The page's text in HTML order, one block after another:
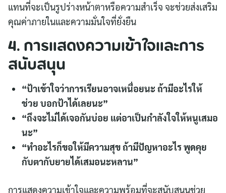
แทนที่จะเป็นรูปร่างหน้าตาหรือความสำเร็จ จะช่วยส่งเสริม
คุณค่าภายในและความมั่นใจที่ยั่งยืน
4. การแสดงความเข้าใจและการ
สนับสนุน
“ป้าเข้าใจว่าการเรียนอาจเหนื่อยนะ ถ้ามีอะไรให้
ช่วย บอกป้าได้เลยนะ”
“ถึงจะไม่ได้เจอกันบ่อย แต่อาเป็นกำลังใจให้หนูเสมอ
นะ”
“ทำอะไรก็ขอให้มีความสุข ถ้ามีปัญหาอะไร พูดคุย
กับตากับยายได้เสมอนะหลาน”
การแสดงความเข้าใจและความพร้อมที่จะสนับสนุนช่วย